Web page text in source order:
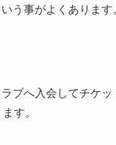
う事がよくあります。
へ入会してチケッ
す。